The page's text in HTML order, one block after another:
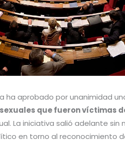
ha aprobado por unanimidad
que fueron víctimas
La iniciativa salió adelante sin
en torno al reconocimiento